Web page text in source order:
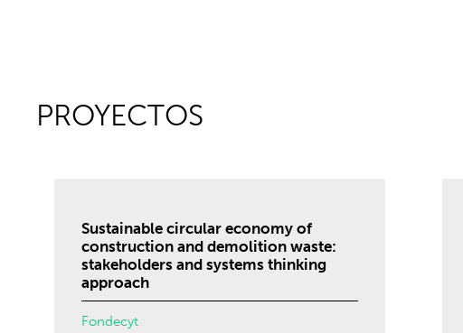
PROYECTOS
Sustainable circular economy of
construction and demolition waste:
stakeholders and systems thinking
approach
Fondecyt